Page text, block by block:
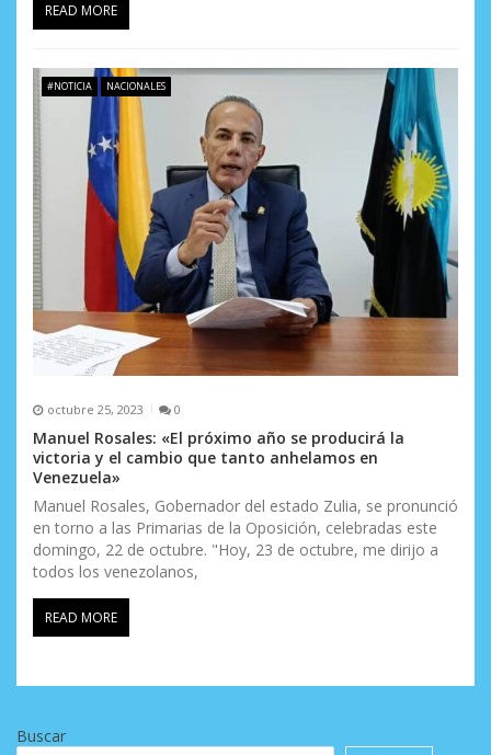
READ MORE
#NOTICIA NACIONALES
octubre 25, 2023 0
Manuel Rosales: «El próximo año se producirá la
victoria y el cambio que tanto anhelamos en
Venezuela»
Manuel Rosales, Gobernador del estado Zulia, se pronunció
en torno a las Primarias de la Oposición, celebradas este
domingo, 22 de octubre. "Hoy, 23 de octubre, me dirijo a
todos los venezolanos,
READ MORE
Buscar